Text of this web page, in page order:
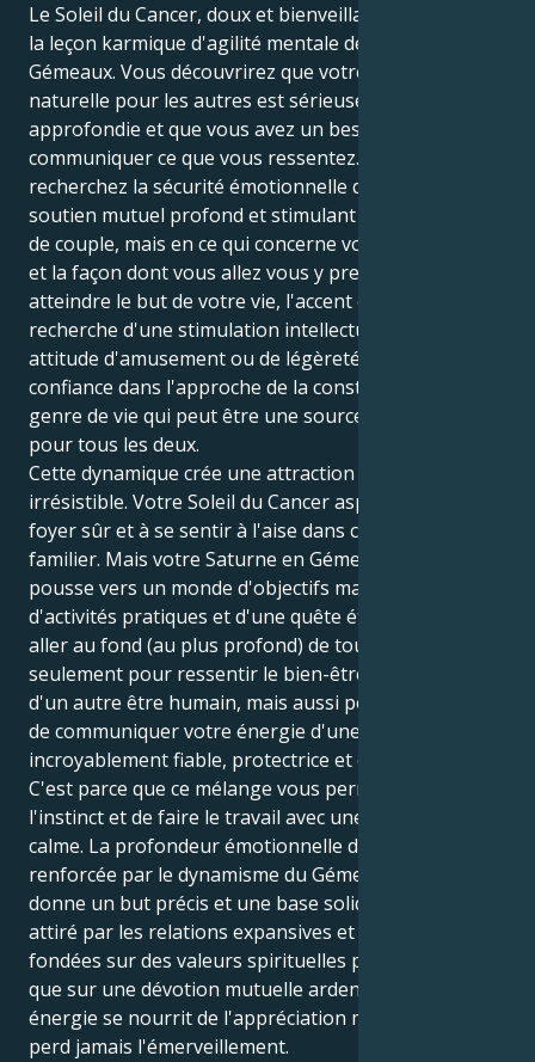
Le Soleil du Cancer, doux et bienveillant, s'oppose à
la leçon karmique d'agilité mentale de Saturne en
Gémeaux. Vous découvrirez que votre attention
naturelle pour les autres est sérieusement
approfondie et que vous avez un besoin intense de
communiquer ce que vous ressentez. Vous
recherchez la sécurité émotionnelle d'une part et un
soutien mutuel profond et stimulant pour votre vie
de couple, mais en ce qui concerne votre motivation
et la façon dont vous allez vous y prendre pour
atteindre le but de votre vie, l'accent est mis sur la
recherche d'une stimulation intellectuelle, d'une
attitude d'amusement ou de légèreté et d'une
confiance dans l'approche de la construction du
genre de vie qui peut être une source de sanctuaire
pour tous les deux.
Cette dynamique crée une attraction charmante et
irrésistible. Votre Soleil du Cancer aspire à créer un
foyer sûr et à se sentir à l'aise dans ce qui lui est
familier. Mais votre Saturne en Gémeaux vous
pousse vers un monde d'objectifs matériels,
d'activités pratiques et d'une quête éternelle pour
aller au fond (au plus profond) de tout. Et non
seulement pour ressentir le bien-être émotionnel
d'un autre être humain, mais aussi pour être capable
de communiquer votre énergie d'une manière
incroyablement fiable, protectrice et dévouée.
C'est parce que ce mélange vous permet d'agir à
l'instinct et de faire le travail avec une résolution
calme. La profondeur émotionnelle du Cancer est
renforcée par le dynamisme du Gémeaux, qui lui
donne un but précis et une base solide. Vous êtes
attiré par les relations expansives et optimistes,
fondées sur des valeurs spirituelles partagées ainsi
que sur une dévotion mutuelle ardente. Votre
énergie se nourrit de l'appréciation mutuelle et ne
perd jamais l'émerveillement.